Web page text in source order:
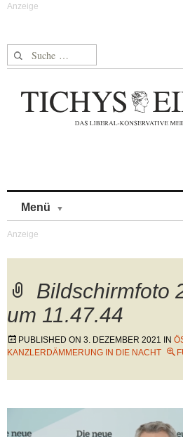
Suche nach:
Menü
Bildschirmfoto
um 11.47.44
PUBLISHED ON 3. DEZEMBER 2021 IN
KANZLERDÄMMERUNG IN DIE NACHT